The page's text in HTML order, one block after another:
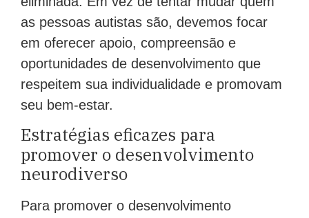
as pessoas autistas são, devemos focar
em oferecer apoio, compreensão e
oportunidades de desenvolvimento que
respeitem sua individualidade e promovam
seu bem-estar.
Estratégias eficazes para
promover o desenvolvimento
neurodiverso
Para promover o desenvolvimento